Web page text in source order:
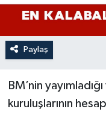
Paylaş
BM’nin
kuruluşlarının